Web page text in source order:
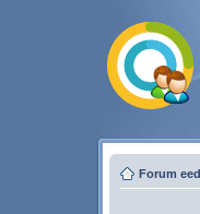
Forum